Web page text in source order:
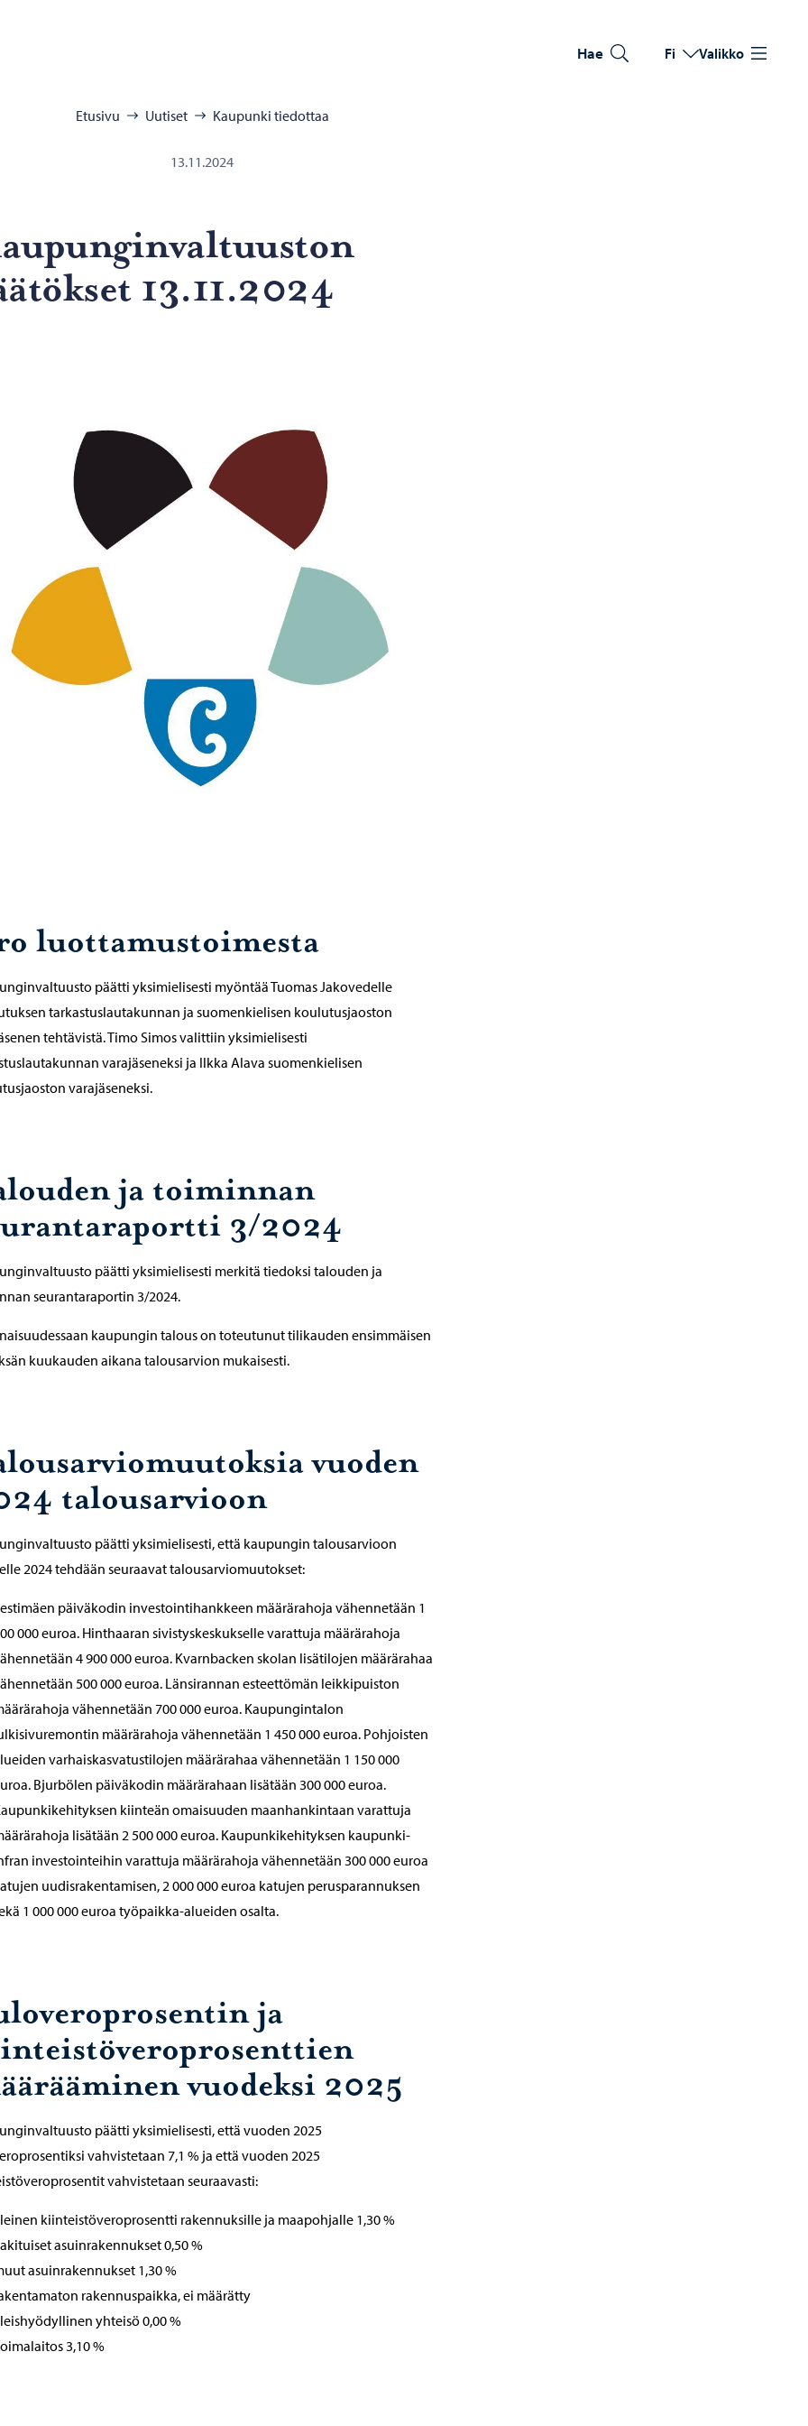
Hae Vaihda kieltä
Nykyinen kieli: Suomi
Fi Valikko
Etusivu Uutiset Kaupunki tiedottaa
13.11.2024
13.11.2024
luottamustoimesta
päätti yksimielisesti myöntää Tuomas Jakovedelle
tarkastuslautakunnan ja suomenkielisen koulutusjaoston
tehtävistä. Timo Simos valittiin yksimielisesti
varajäseneksi ja Ilkka Alava suomenkielisen
varajäseneksi.
ja toiminnan
3/2024
päätti yksimielisesti merkitä tiedoksi talouden ja
seurantaraportin 3/2024.
kaupungin talous on toteutunut tilikauden ensimmäisen
kuukauden aikana talousarvion mukaisesti.
vuoden
talousarvioon
päätti yksimielisesti, että kaupungin talousarvioon
2024 tehdään seuraavat talousarviomuutokset:
päiväkodin investointihankkeen määrärahoja vähennetään 1
000 euroa. Hinthaaran sivistyskeskukselle varattuja määrärahoja
4 900 000 euroa. Kvarnbacken skolan lisätilojen määrärahaa
500 000 euroa. Länsirannan esteettömän leikkipuiston
vähennetään 700 000 euroa. Kaupungintalon
määrärahoja vähennetään 1 450 000 euroa. Pohjoisten
varhaiskasvatustilojen määrärahaa vähennetään 1 150 000
Bjurbölen päiväkodin määrärahaan lisätään 300 000 euroa.
kiinteän omaisuuden maanhankintaan varattuja
lisätään 2 500 000 euroa. Kaupunkikehityksen kaupunki-
investointeihin varattuja määrärahoja vähennetään 300 000 euroa
uudisrakentamisen, 2 000 000 euroa katujen perusparannuksen
1 000 000 euroa työpaikka-alueiden osalta.
ja
vuodeksi 2025
päätti yksimielisesti, että vuoden 2025
vahvistetaan 7,1 % ja että vuoden 2025
vahvistetaan seuraavasti:
kiinteistöveroprosentti rakennuksille ja maapohjalle 1,30 %
asuinrakennukset 0,50 %
asuinrakennukset 1,30 %
rakennuspaikka, ei määrätty
yhteisö 0,00 %
3,10 %